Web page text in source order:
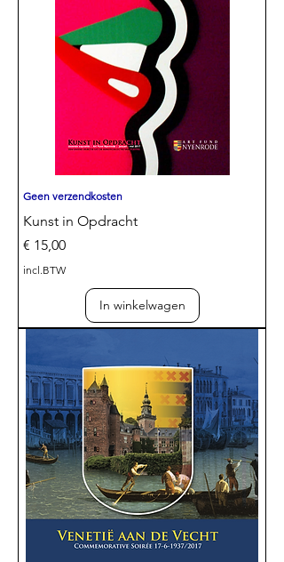
Geen verzendkosten
Kunst in Opdracht
Prijs
€ 15,00
incl.BTW
In winkelwagen